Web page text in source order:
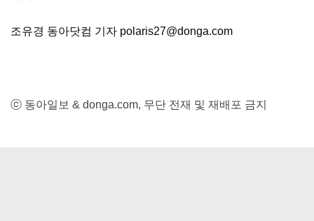
조유경 동아닷컴 기자 polaris27@donga.com
ⓒ 동아일보 & donga.com, 무단 전재 및 재배포 금지